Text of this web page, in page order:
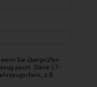
Sie überprüfen
passt. Diese 17-
z.B.